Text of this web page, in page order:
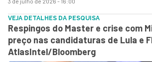
VEJA DETALHES DA PESQUISA
Respingos do Master e crise com
preço nas candidaturas de Lula e
AtlasIntel/Bloomberg